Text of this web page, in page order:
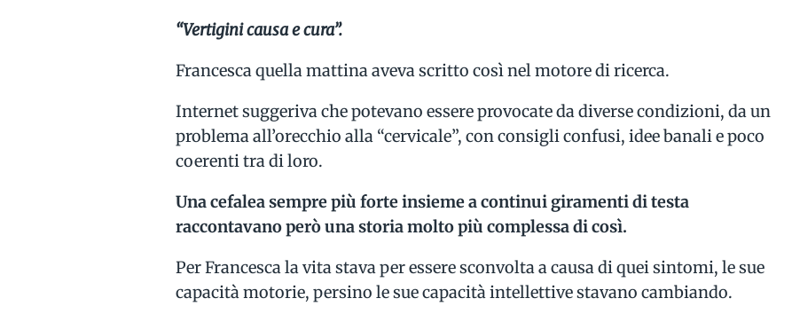
“Vertigini causa e cura”.
Francesca quella mattina aveva scritto così nel motore di ricerca.
Internet suggeriva che potevano essere provocate da diverse condizioni, da un
problema all’orecchio alla “cervicale”, con consigli confusi, idee banali e poco
coerenti tra di loro.
Una cefalea sempre più forte insieme a continui giramenti di testa
raccontavano però una storia molto più complessa di così.
Per Francesca la vita stava per essere sconvolta a causa di quei sintomi, le sue
capacità motorie, persino le sue capacità intellettive stavano cambiando.